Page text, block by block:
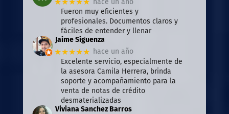
Fueron muy eficientes y
profesionales. Documentos claros y
fáciles de entender y llenar
Jaime Siguenza
★★★★★ hace un año
Excelente servicio, especialmente de
la asesora Camila Herrera, brinda
soporte y acompañamiento para la
venta de notas de crédito
desmaterializadas
Viviana Sanchez Barros